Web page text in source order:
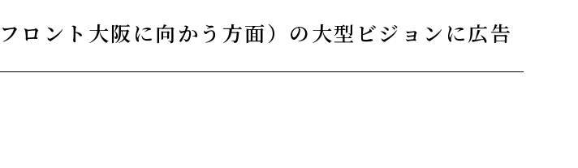
ロント大阪に向かう方面）の大型ビジョンに広告